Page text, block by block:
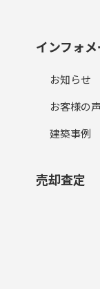
インフォ
お知らせ
お客様の
建築事例
売却査定